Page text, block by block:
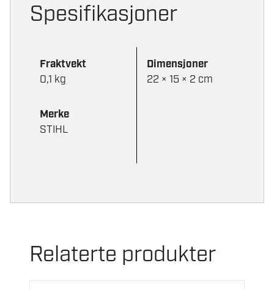
Spesifikasjoner
Fraktvekt
0,1 kg
Dimensjoner
22 × 15 × 2 cm
Merke
STIHL
Relaterte produkter